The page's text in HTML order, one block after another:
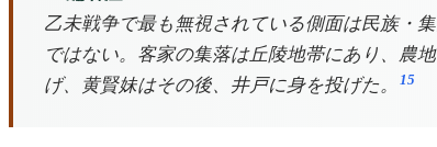
乙未戦争で最も無視されている側面は民族・
ではない。客家の集落は丘陵地帯にあり、農
げ、黄賢妹はその後、井戸に身を投げた。
15